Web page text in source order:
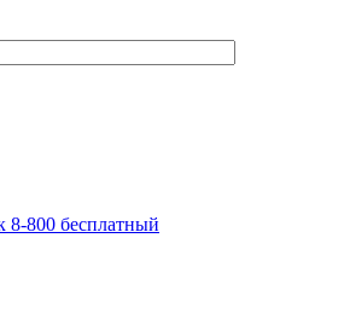
8-800 бесплатный